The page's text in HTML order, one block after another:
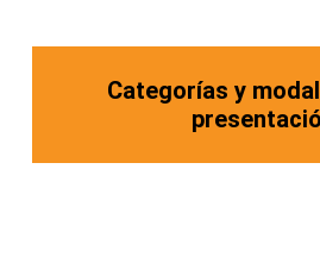
Categorías y